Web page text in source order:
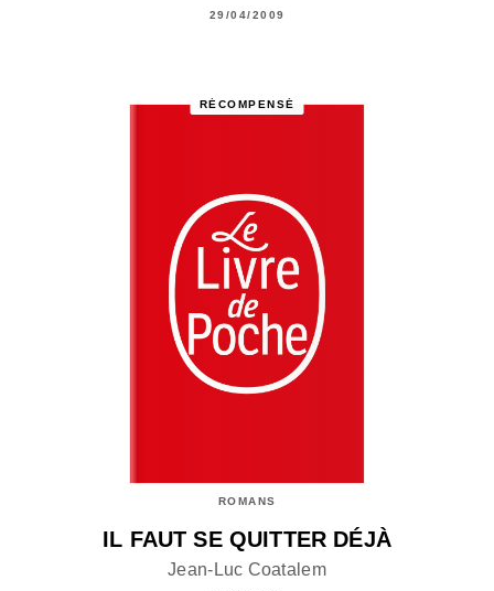
29/04/2009
RÉCOMPENSÉ
ROMANS
IL FAUT SE QUITTER DÉJÀ
Jean-Luc Coatalem